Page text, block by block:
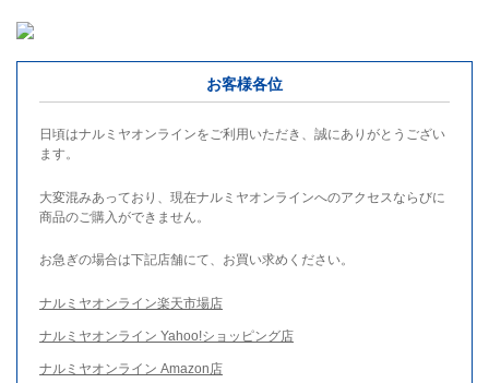
お客様各位
日頃はナルミヤオンラインをご利用いただき、誠にありがとうござい
ます。
大変混みあっており、現在ナルミヤオンラインへのアクセスならびに
商品のご購入ができません。
お急ぎの場合は下記店舗にて、お買い求めください。
ナルミヤオンライン楽天市場店
ナルミヤオンライン Yahoo!ショッピング店
ナルミヤオンライン Amazon店